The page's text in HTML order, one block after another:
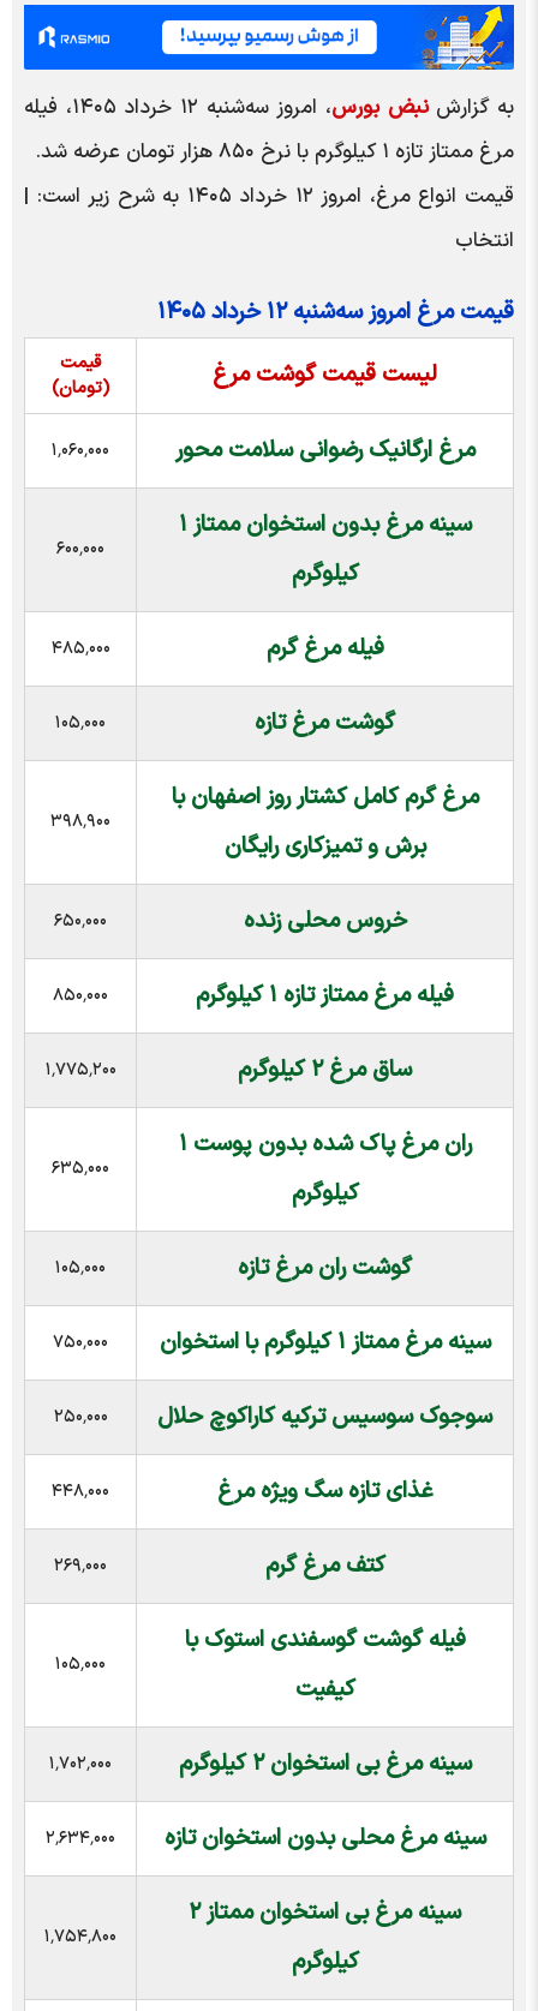
به گزارشنبض بورس
، امروز سه‌شنبه ۱۲ خرداد ۱۴۰۵، فیله
مرغ ممتاز تازه ۱ کیلوگرم با نرخ ۸۵۰ هزار تومان عرضه شد.
قیمت انواع مرغ، امروز ۱۲ خرداد ۱۴۰۵ به شرح زیر است: |
انتخاب
قیمت مرغ امروز سه‌شنبه ۱۲ خرداد ۱۴۰۵
لیست قیمت گوشت مرغ
قیمت
(تومان)
مرغ ارگانیک رضوانی سلامت محور ۱٬۰۶۰٬۰۰۰
سینه مرغ بدون استخوان ممتاز ۱
کیلوگرم
۶۰۰٬۰۰۰
فیله مرغ گرم ۴۸۵٬۰۰۰
گوشت مرغ تازه ۱۰۵٬۰۰۰
مرغ گرم کامل کشتار روز اصفهان با
برش و تمیزکاری رایگان
۳۹۸٬۹۰۰
خروس محلی زنده ۶۵۰٬۰۰۰
فیله مرغ ممتاز تازه ۱ کیلوگرم ۸۵۰٬۰۰۰
ساق مرغ ۲ کیلوگرم ۱٬۷۷۵٬۲۰۰
ران مرغ پاک شده بدون پوست ۱
کیلوگرم
۶۳۵٬۰۰۰
گوشت ران مرغ تازه ۱۰۵٬۰۰۰
سینه مرغ ممتاز ۱ کیلوگرم با استخوان ۷۵۰٬۰۰۰
سوجوک سوسیس ترکیه کاراکوچ حلال ۲۵۰٬۰۰۰
غذای تازه سگ ویژه مرغ ۴۴۸٬۰۰۰
کتف مرغ گرم ۲۶۹٬۰۰۰
فیله گوشت گوسفندی استوک با
کیفیت
۱۰۵٬۰۰۰
سینه مرغ بی استخوان ۲ کیلوگرم ۱٬۷۰۲٬۰۰۰
سینه مرغ محلی بدون استخوان تازه ۲٬۶۳۴٬۰۰۰
سینه مرغ بی استخوان ممتاز ۲
کیلوگرم
۱٬۷۵۴٬۸۰۰